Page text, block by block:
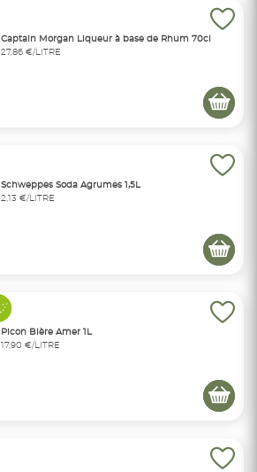
Captain Morgan Liqueur à base de Rhum 70cl
27,86 €/LITRE
Schweppes Soda Agrumes 1,5L
2,13 €/LITRE
Picon Bière Amer 1L
17,90 €/LITRE